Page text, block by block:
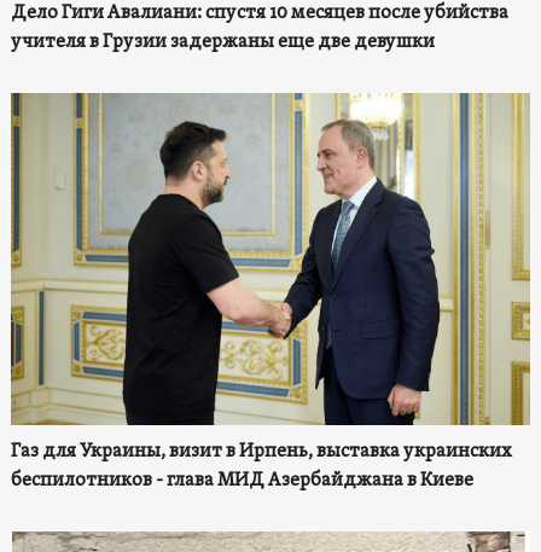
Дело Гиги Авалиани: спустя 10 месяцев после убийства
учителя в Грузии задержаны еще две девушки
Газ для Украины, визит в Ирпень, выставка украинских
беспилотников - глава МИД Азербайджана в Киеве